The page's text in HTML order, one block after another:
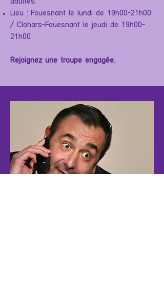
adultes.
Lieu : Fouesnant le lundi de 19h00-21h00
/ Clohars-Fouesnant le jeudi de 19h00-
21h00
Rejoignez une troupe engagée.